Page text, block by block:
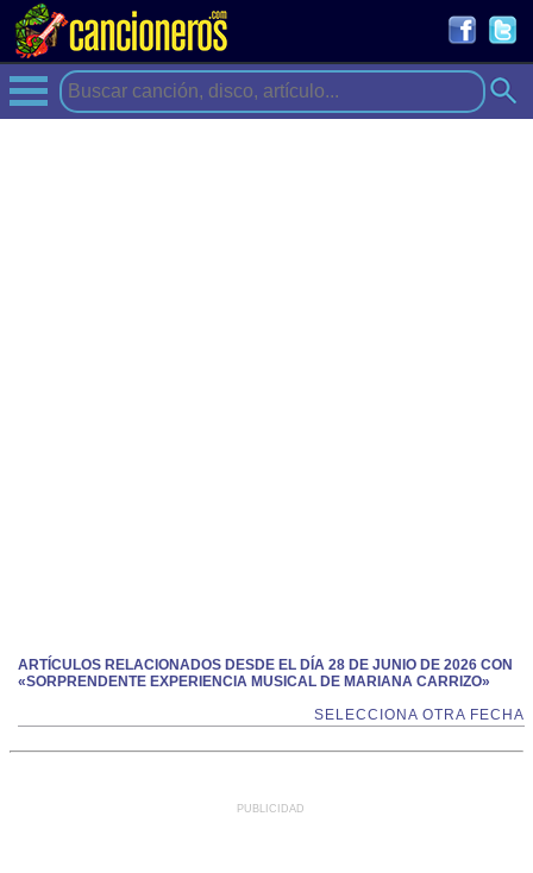
ARTÍCULOS RELACIONADOS DESDE EL DÍA 28 DE JUNIO DE 2026 CON
«SORPRENDENTE EXPERIENCIA MUSICAL DE MARIANA CARRIZO»
SELECCIONA OTRA FECHA
PUBLICIDAD